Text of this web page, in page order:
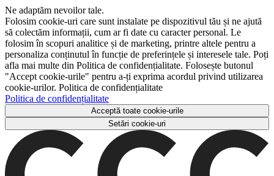
Ne adaptăm nevoilor tale.
Folosim cookie-uri care sunt instalate pe dispozitivul tău și ne ajută
să colectăm informații, cum ar fi date cu caracter personal. Le
folosim în scopuri analitice și de marketing, printre altele pentru a
personaliza conținutul în funcție de preferințele și interesele tale. Poți
afla mai multe din Politica de confidențialitate. Folosește butonul
"Accept cookie-urile" pentru a-ți exprima acordul privind utilizarea
cookie-urilor. Politica de confidențialitate
Politica de confidențialitate
Acceptă toate cookie-urile
Setări cookie-uri